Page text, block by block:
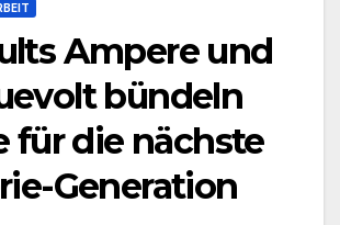
Ampere und
bündeln
für die nächste
Generation